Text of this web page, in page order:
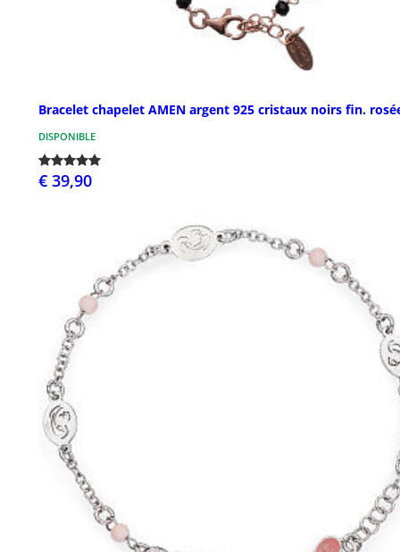
Bracelet chapelet AMEN argent 925 cristaux noirs fin.
DISPONIBLE
€ 39,90